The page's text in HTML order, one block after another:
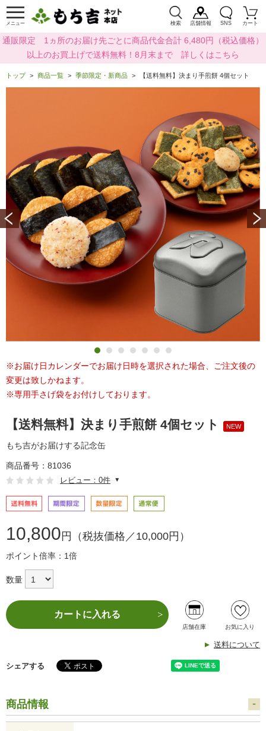
メニュー 検索 店舗情報 SNS カート
通販限定 1ヵ所のお届け先ごとに商品代金合計 6,480円（税込価格）
以上のお買上げで送料無料！8月末まで 詳しくはこちら
トップ 商品一覧 季節限定・新商品 【送料無料】決まり手煎餅 4個セット
※お届け日カレンダーでお届け日時を選択された場合、ご注文後の
変更は致しかねます。
※専用手さげ袋をお付けしております。
【送料無料】決まり手煎餅 4個セット NEW
もち吉がお届けする記念缶
商品番号：81036
レビュー：0件
10,800 円（税抜価格／10,000円）
ポイント倍率：1倍
数量
カートに入れる
店舗在庫 お気に入り
送料について
シェアする
商品情報